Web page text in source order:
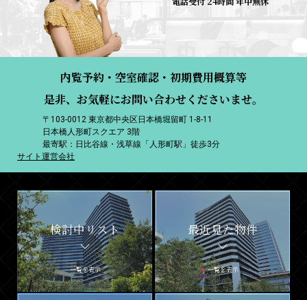
内覧予約・空室確認・初期費用概算等
是非、お気軽にお問い合わせくださいませ。
〒103-0012 東京都中央区日本橋堀留町 1-8-11
日本橋人形町スクエア 3階
最寄駅：日比谷線・浅草線「人形町駅」徒歩3分
サイト運営会社
検討中リスト
一覧を表示
最近見た物件
一覧を表示